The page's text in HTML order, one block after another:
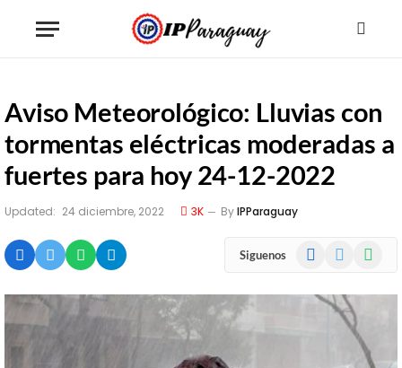
Aviso Meteorológico: Lluvias con
tormentas eléctricas moderadas a
fuertes para hoy 24-12-2022
Updated: 24 diciembre, 2022 3K ByIPParaguay
Siguenos Facebook